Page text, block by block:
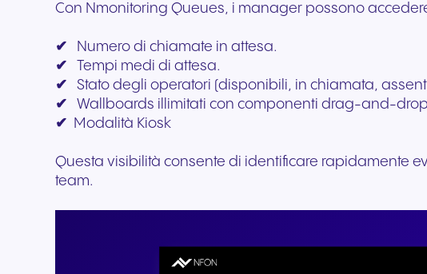
Con Nmonitoring Queues, i manager possono
✔
Numero di chiamate in attesa.
✔
Tempi medi di attesa.
✔
Stato degli operatori (disponibili, in chiamata,
✔
Wallboards illimitati con componenti drag-and-drop
✔ Modalità Kiosk
Questa visibilità consente di identificare rapidamente
team.